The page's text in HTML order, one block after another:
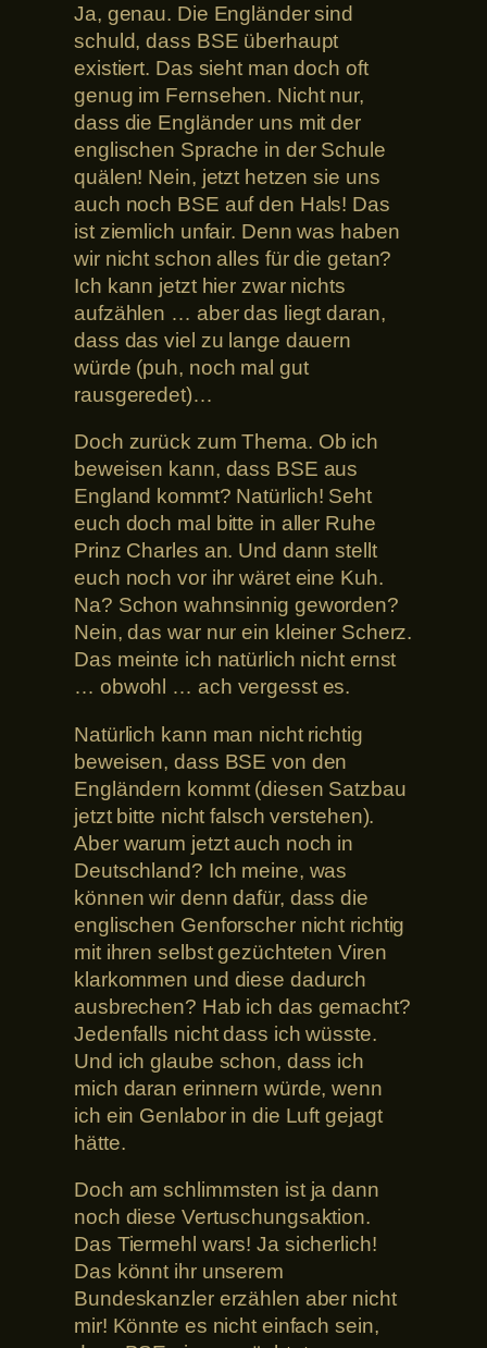
Ja, genau. Die Engländer sind
schuld, dass BSE überhaupt
existiert. Das sieht man doch oft
genug im Fernsehen. Nicht nur,
dass die Engländer uns mit der
englischen Sprache in der Schule
quälen! Nein, jetzt hetzen sie uns
auch noch BSE auf den Hals! Das
ist ziemlich unfair. Denn was haben
wir nicht schon alles für die getan?
Ich kann jetzt hier zwar nichts
aufzählen … aber das liegt daran,
dass das viel zu lange dauern
würde (puh, noch mal gut
rausgeredet)…
Doch zurück zum Thema. Ob ich
beweisen kann, dass BSE aus
England kommt? Natürlich! Seht
euch doch mal bitte in aller Ruhe
Prinz Charles an. Und dann stellt
euch noch vor ihr wäret eine Kuh.
Na? Schon wahnsinnig geworden?
Nein, das war nur ein kleiner Scherz.
Das meinte ich natürlich nicht ernst
… obwohl … ach vergesst es.
Natürlich kann man nicht richtig
beweisen, dass BSE von den
Engländern kommt (diesen Satzbau
jetzt bitte nicht falsch verstehen).
Aber warum jetzt auch noch in
Deutschland? Ich meine, was
können wir denn dafür, dass die
englischen Genforscher nicht richtig
mit ihren selbst gezüchteten Viren
klarkommen und diese dadurch
ausbrechen? Hab ich das gemacht?
Jedenfalls nicht dass ich wüsste.
Und ich glaube schon, dass ich
mich daran erinnern würde, wenn
ich ein Genlabor in die Luft gejagt
hätte.
Doch am schlimmsten ist ja dann
noch diese Vertuschungsaktion.
Das Tiermehl wars! Ja sicherlich!
Das könnt ihr unserem
Bundeskanzler erzählen aber nicht
mir! Könnte es nicht einfach sein,